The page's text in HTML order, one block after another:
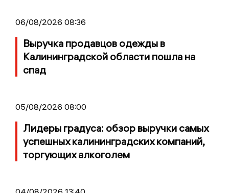
06/08/2026 08:36
Выручка продавцов одежды в
Калининградской области пошла на
спад
05/08/2026 08:00
Лидеры градуса: обзор выручки самых
успешных калининградских компаний,
торгующих алкоголем